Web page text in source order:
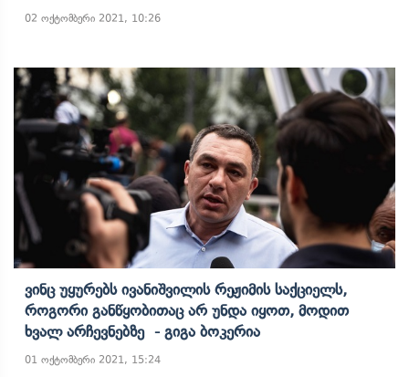
02 ოქტომბერი 2021, 10:26
Ვინც Უყურებს Ივანიშვილის Რეჟიმის Საქციელს,
Როგორი Განწყობითაც Არ Უნდა Იყოთ, Მოდით
Ხვალ Არჩევნებზე - Გიგა Ბოკერია
01 ოქტომბერი 2021, 15:24